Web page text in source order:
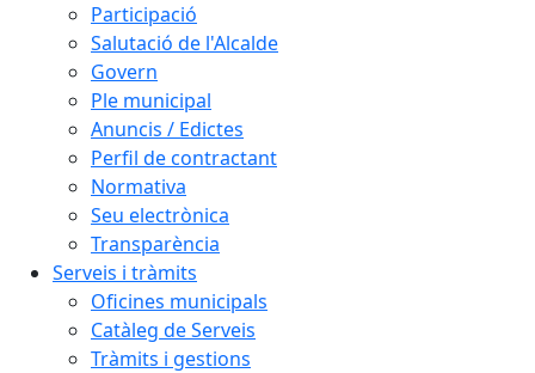
Participació
Salutació de l'Alcalde
Govern
Ple municipal
Anuncis / Edictes
Perfil de contractant
Normativa
Seu electrònica
Transparència
Serveis i tràmits
Oficines municipals
Catàleg de Serveis
Tràmits i gestions